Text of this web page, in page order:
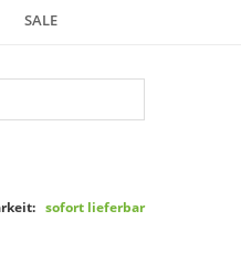
SALE
sofort lieferbar